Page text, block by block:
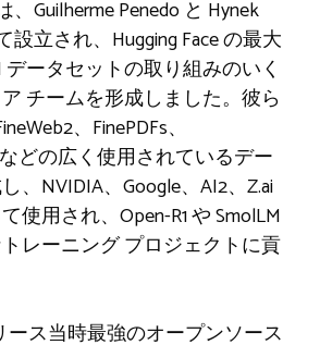
、Guilherme Penedo と Hynek
設立され、Hugging Face の最大
ータセットの取り組みのいく
チームを形成しました。彼ら
、FinePDFs、
などの広く使用されているデー
、NVIDIA、Google、AI2、Z.ai
使用され、Open-R1 や SmolLM
レーニング プロジェクトに貢
ース当時最強のオープンソース